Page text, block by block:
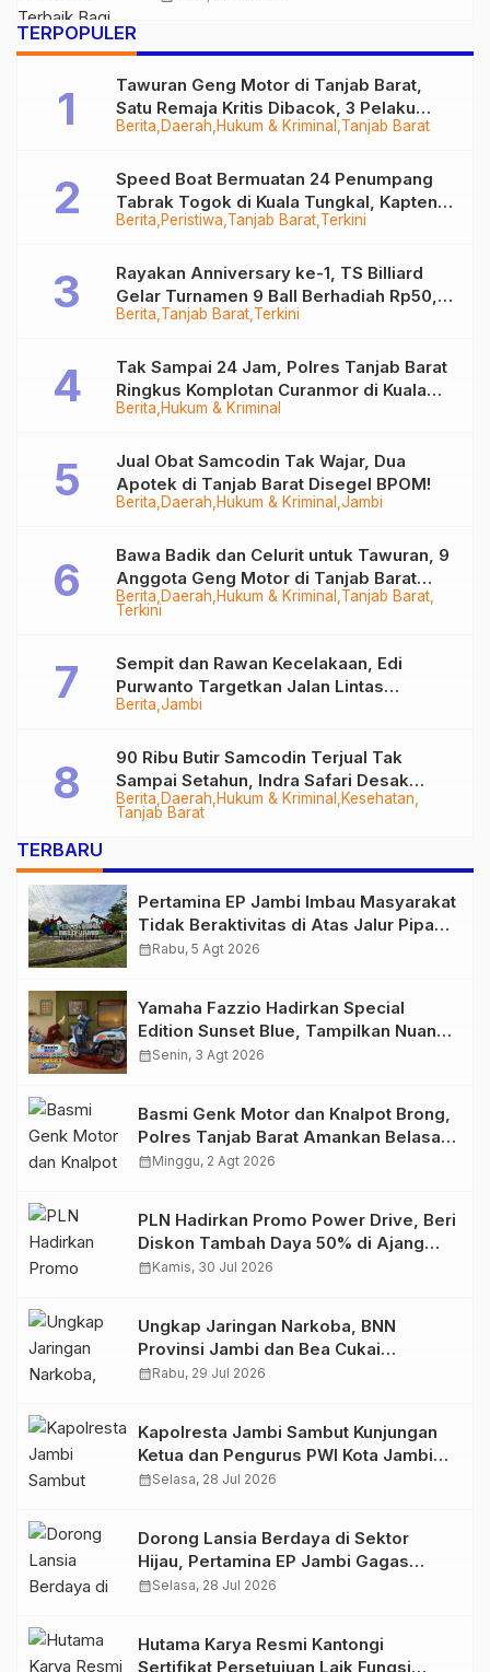
TERPOPULER
Berita Daerah Hukum & Kriminal Tanjab Barat
Tawuran Geng Motor di Tanjab Barat,
Satu Remaja Kritis Dibacok, 3 Pelaku
Ditangkap
Berita Peristiwa Tanjab Barat Terkini
Speed Boat Bermuatan 24 Penumpang
Tabrak Togok di Kuala Tungkal, Kapten
Sempat Hilang
Berita Tanjab Barat Terkini
Rayakan Anniversary ke-1, TS Billiard
Gelar Turnamen 9 Ball Berhadiah Rp50,8
Juta
Berita Hukum & Kriminal
Tak Sampai 24 Jam, Polres Tanjab Barat
Ringkus Komplotan Curanmor di Kuala
Tungkal
Berita Daerah Hukum & Kriminal Jambi
Jual Obat Samcodin Tak Wajar, Dua
Apotek di Tanjab Barat Disegel BPOM!
Berita Daerah Hukum & Kriminal Tanjab Barat
Terkini
Bawa Badik dan Celurit untuk Tawuran, 9
Anggota Geng Motor di Tanjab Barat
Diringkus
Berita Jambi
Sempit dan Rawan Kecelakaan, Edi
Purwanto Targetkan Jalan Lintas
Tungkal-Jambi Mulus di 2028
Berita Daerah Hukum & Kriminal
Kesehatan
Tanjab Barat
90 Ribu Butir Samcodin Terjual Tak
Sampai Setahun, Indra Safari Desak
Audit Menyeluruh
TERBARU
Pertamina EP Jambi Imbau Masyarakat
Tidak Beraktivitas di Atas Jalur Pipa
Migas Demi Keselamatan Bersama
calendar_monthRabu, 5 Agt 2026
Yamaha Fazzio Hadirkan Special
Edition Sunset Blue, Tampilkan Nuansa
Retro Summer yang Semakin Skena
calendar_monthSenin, 3 Agt 2026
Basmi Genk Motor dan Knalpot Brong,
Polres Tanjab Barat Amankan Belasan
Kendaraan
calendar_monthMinggu, 2 Agt 2026
PLN Hadirkan Promo Power Drive, Beri
Diskon Tambah Daya 50% di Ajang
GIIAS 2026
calendar_monthKamis, 30 Jul 2026
Ungkap Jaringan Narkoba, BNN
Provinsi Jambi dan Bea Cukai
Amankan Sembilan Pelaku beserta
calendar_monthRabu, 29 Jul 2026
Kapolresta Jambi Sambut Kunjungan
Ketua dan Pengurus PWI Kota Jambi
Perkuat Sinergi dan Kolaborasi
calendar_monthSelasa, 28 Jul 2026
Dorong Lansia Berdaya di Sektor
Hijau, Pertamina EP Jambi Gagas
Lansiapreneur Batik Eco-Print
calendar_monthSelasa, 28 Jul 2026
Hutama Karya Resmi Kantongi
Sertifikat Persetujuan Laik Fungsi